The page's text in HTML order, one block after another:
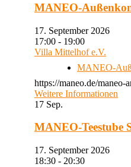
MANEO-
17. September 2026
17:00 - 19:00
Villa Mittelhof e.V.
MANEO-
https://maneo.de/maneo-
Weitere Informationen
17 Sep.
MANEO-Teestube
17. September 2026
18:30 - 20:30